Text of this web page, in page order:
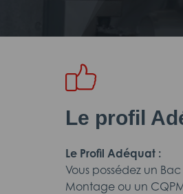
Le profil
Le Profil Adéquat :
Vous possédez un
Montage ou un